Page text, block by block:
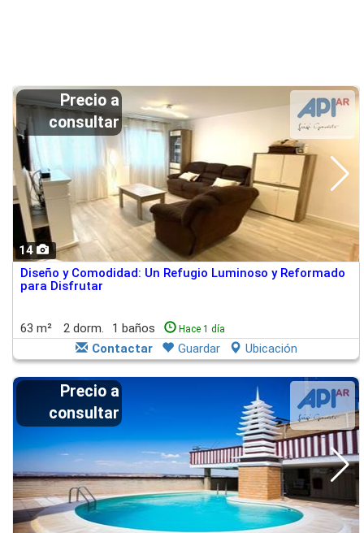
14
Precio a
consultar
Diseño y Comodidad: Un Refugio Luminoso y Reformado
para Disfrutar
63 m² 2 dorm. 1 baños Hace 1 día
Contactar Guardar Ubicación
Precio a
consultar